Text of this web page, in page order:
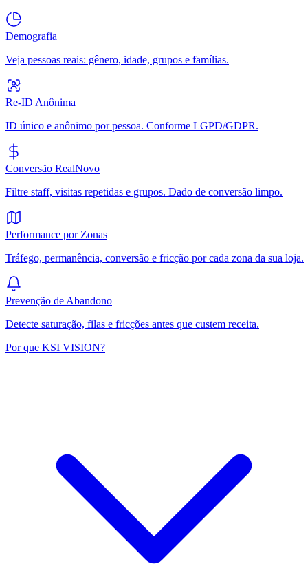
Demografia
Veja pessoas reais: gênero, idade, grupos e famílias.
Re-ID Anônima
ID único e anônimo por pessoa. Conforme LGPD/GDPR.
Conversão RealNovo
Filtre staff, visitas repetidas e grupos. Dado de conversão limpo.
Performance por Zonas
Tráfego, permanência, conversão e fricção por cada zona da sua loja.
Prevenção de Abandono
Detecte saturação, filas e fricções antes que custem receita.
Por que KSI VISION?